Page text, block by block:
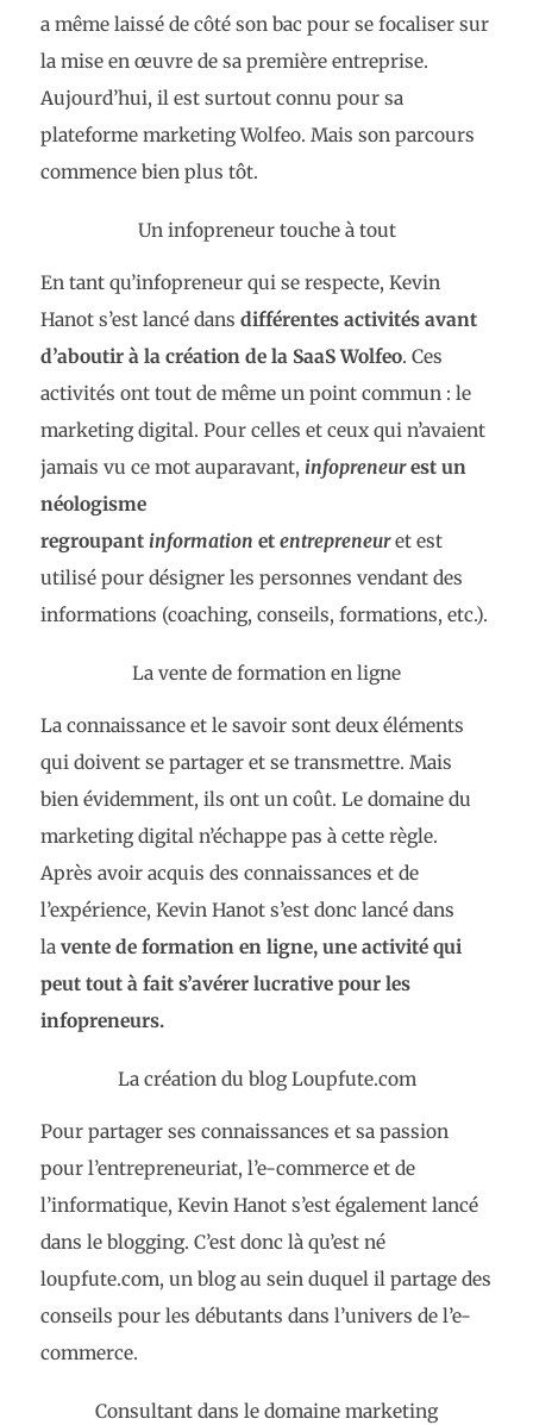
a même laissé de côté son bac pour se focaliser sur
la mise en œuvre de sa première entreprise.
Aujourd’hui, il est surtout connu pour sa
plateforme marketing Wolfeo. Mais son parcours
commence bien plus tôt.
Un infopreneur touche à tout
En tant qu’infopreneur qui se respecte, Kevin
Hanot s’est lancé dans différentes activités avant
d’aboutir à la création de la SaaS Wolfeo. Ces
activités ont tout de même un point commun : le
marketing digital. Pour celles et ceux qui n’avaient
jamais vu ce mot auparavant, infopreneurest un
néologisme
regroupant information et entrepreneuret est
utilisé pour désigner les personnes vendant des
informations (coaching, conseils, formations, etc.).
La vente de formation en ligne
La connaissance et le savoir sont deux éléments
qui doivent se partager et se transmettre. Mais
bien évidemment, ils ont un coût. Le domaine du
marketing digital n’échappe pas à cette règle.
Après avoir acquis des connaissances et de
l’expérience, Kevin Hanot s’est donc lancé dans
la vente de formation en ligne, une activité qui
peut tout à fait s’avérer lucrative pour les
infopreneurs.
La création du blog Loupfute.com
Pour partager ses connaissances et sa passion
pour l’entrepreneuriat, l’e-commerce et de
l’informatique, Kevin Hanot s’est également lancé
dans le blogging. C’est donc là qu’est né
loupfute.com, un blog au sein duquel il partage des
conseils pour les débutants dans l’univers de l’e-
commerce.
Consultant dans le domaine marketing